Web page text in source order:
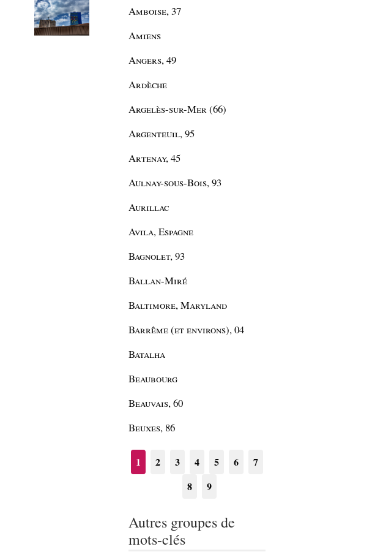
Amboise, 37
Amiens
Angers, 49
Ardèche
Argelès-sur-Mer (66)
Argenteuil, 95
Artenay, 45
Aulnay-sous-Bois, 93
Aurillac
Avila, Espagne
Bagnolet, 93
Ballan-Miré
Baltimore, Maryland
Barrême (et environs), 04
Batalha
Beaubourg
Beauvais, 60
Beuxes, 86
1 2 3 4 5 6
7
8
9
Autres groupes de
mots-clés